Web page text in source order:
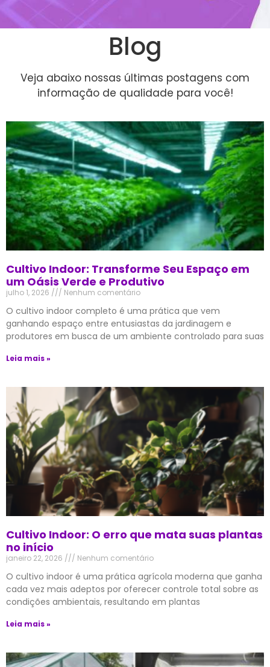
Blog
Veja abaixo nossas últimas postagens com
informação de qualidade para você!
Cultivo Indoor: Transforme Seu Espaço em
um Oásis Verde e Produtivo
julho 1, 2026 Nenhum comentário
O cultivo indoor completo é uma prática que vem
ganhando espaço entre entusiastas da jardinagem e
produtores em busca de um ambiente controlado para suas
Leia mais »
Cultivo Indoor: O erro que mata suas plantas
no início
janeiro 22, 2026 Nenhum comentário
O cultivo indoor é uma prática agrícola moderna que ganha
cada vez mais adeptos por oferecer controle total sobre as
condições ambientais, resultando em plantas
Leia mais »